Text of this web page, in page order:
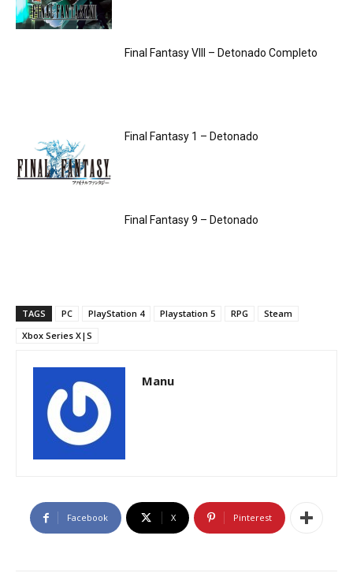
Final Fantasy VIII – Detonado Completo
Final Fantasy 1 – Detonado
Final Fantasy 9 – Detonado
TAGS PC PlayStation 4 Playstation 5 RPG
Steam
Xbox Series X|S
Manu
Facebook X Pinterest